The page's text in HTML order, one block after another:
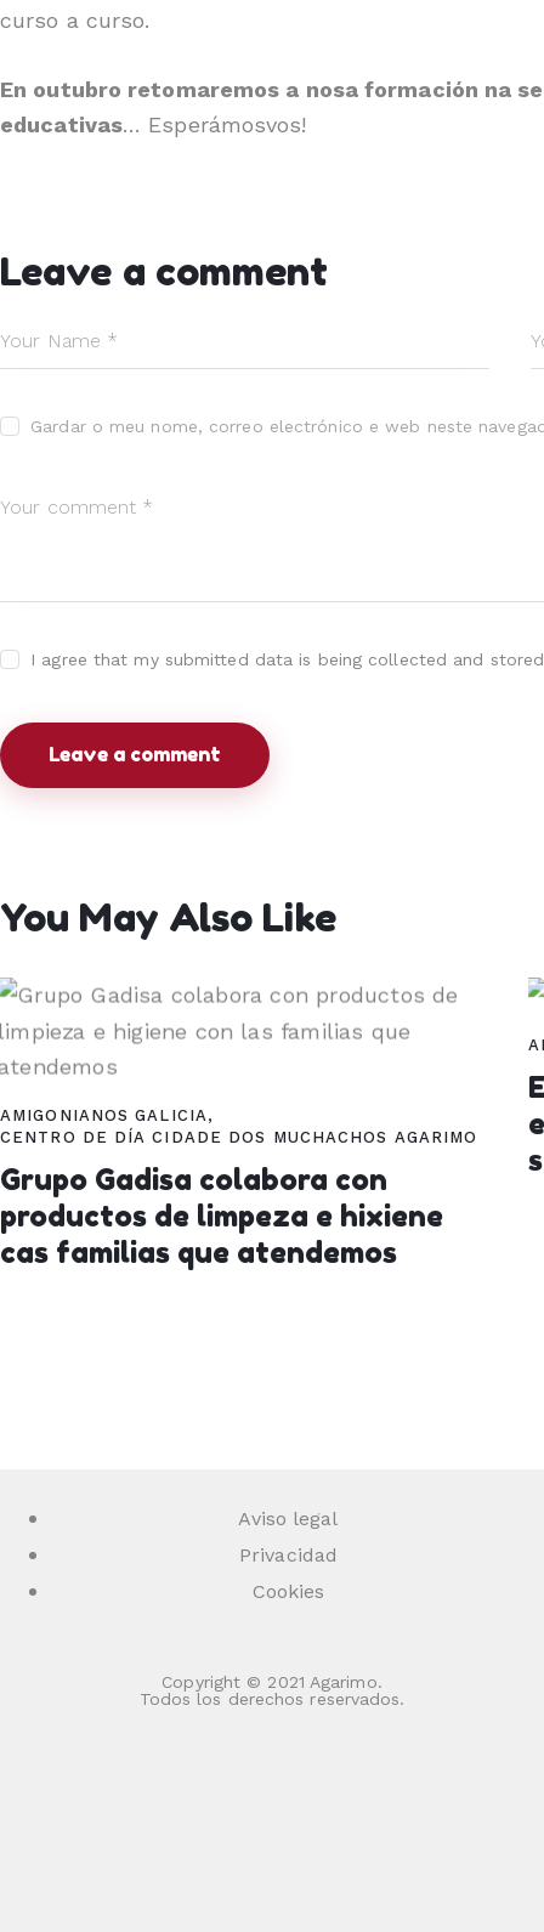
curso a curso.
En outubro retomaremos a nosa formación na
educativas… Esperámosvos!
Leave a comment
Gardar o meu nome, correo electrónico e web neste
I agree that my submitted data is being collected and
You May Also Like
AMIGONIANOS GALICIA,
CENTRO DE DÍA CIDADE DOS MUCHACHOS AGARIMO
Grupo Gadisa colabora con
productos de limpeza e hixiene
cas familias que atendemos
Copyright © 2021 Agarimo.
Todos los derechos reservados.
Aviso legal
Privacidad
Cookies